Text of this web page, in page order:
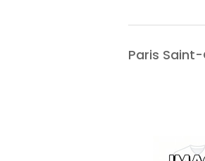
Paris